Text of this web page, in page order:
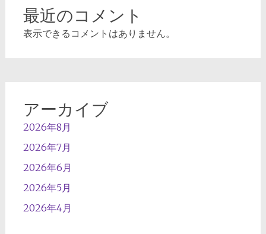
最近のコメント
表示できるコメントはありません。
アーカイブ
2026年8月
2026年7月
2026年6月
2026年5月
2026年4月